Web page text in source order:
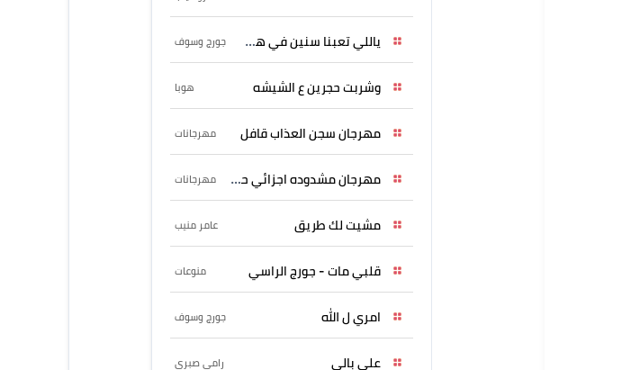
ياللي تعبنا سنين في هواه جورج وسوف
وشربت حجرين ع الشيشه هوبا
مهرجان سجن العذاب قافل مهرجانات
مهرجان مشدوده اجزائي حربونى مهرجانات
مشيت لك طريق عامر منيب
قلبي مات - جورج الراسي منوعات
امري ل الله جورج وسوف
علي بالي رامي صبري